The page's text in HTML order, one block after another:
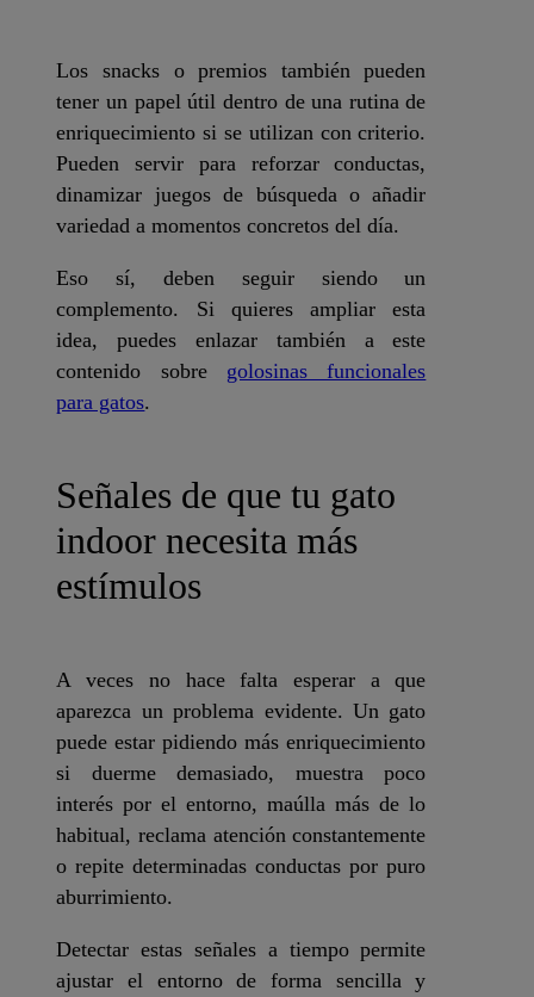
Los snacks o premios también pueden
tener un papel útil dentro de una rutina de
enriquecimiento si se utilizan con criterio.
Pueden servir para reforzar conductas,
dinamizar juegos de búsqueda o añadir
variedad a momentos concretos del día.
Eso sí, deben seguir siendo un
complemento. Si quieres ampliar esta
idea, puedes enlazar también a este
contenido sobre golosinas funcionales
para gatos.
Señales de que tu gato
indoor necesita más
estímulos
A veces no hace falta esperar a que
aparezca un problema evidente. Un gato
puede estar pidiendo más enriquecimiento
si duerme demasiado, muestra poco
interés por el entorno, maúlla más de lo
habitual, reclama atención constantemente
o repite determinadas conductas por puro
aburrimiento.
Detectar estas señales a tiempo permite
ajustar el entorno de forma sencilla y